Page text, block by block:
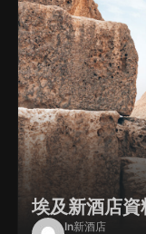
埃及新酒店
In新酒店